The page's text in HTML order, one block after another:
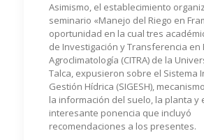
Asimismo, el establecimiento
seminario «Manejo del Riego en
oportunidad en la cual tres
de Investigación y Transferencia en
Agroclimatología (CITRA) de la
Talca, expusieron sobre el Sistema
Gestión Hídrica (SIGESH),
la información del suelo, la planta y
interesante ponencia que incluyó
recomendaciones a los presentes.